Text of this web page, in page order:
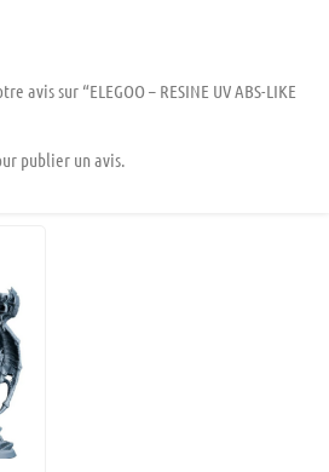
avis sur “ELEGOO – RESINE UV ABS-LIKE
publier un avis.